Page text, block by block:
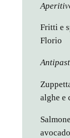
Fritti e
Florio
alghe e
avocado